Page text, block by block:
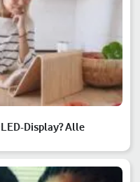
Display? Alle